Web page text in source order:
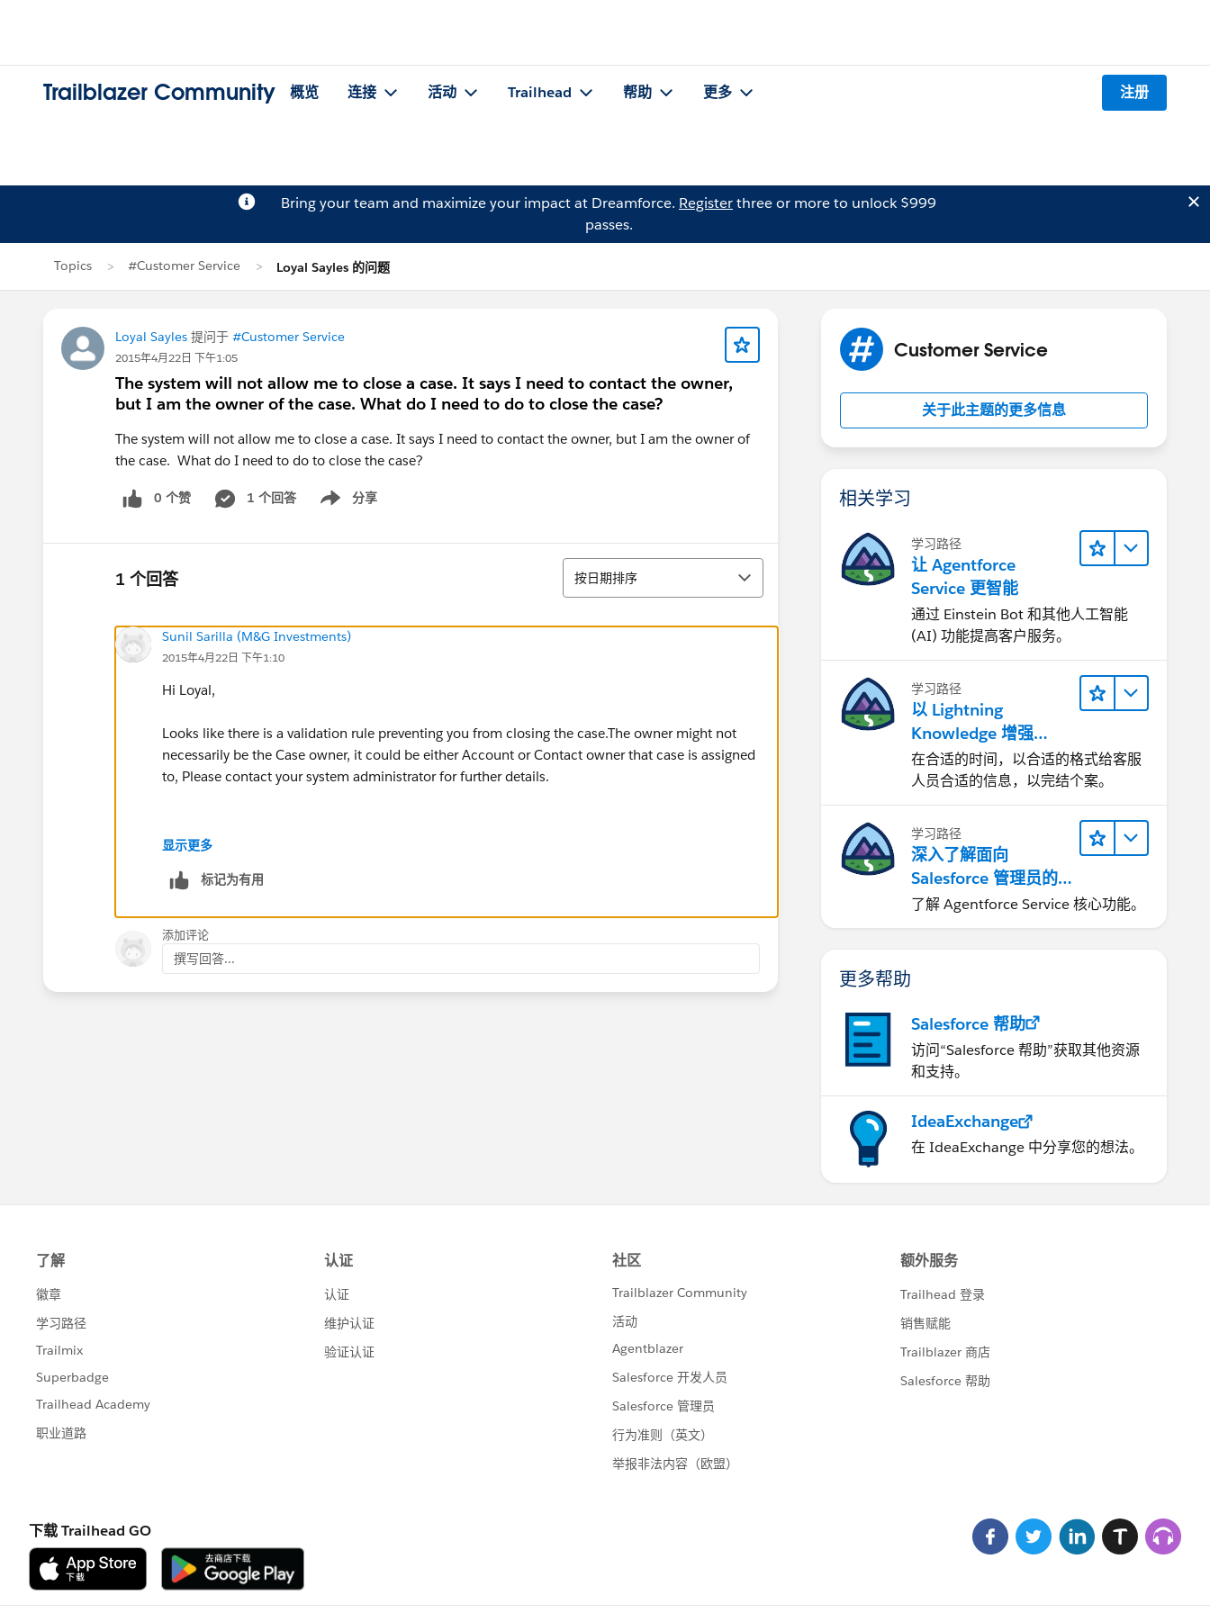
Trailblazer Community 概览 连接 活动 Trailhead 帮助 更多 注册
Bring your team and maximize your impact at Dreamforce. Registerthree or more to unlock $999
passes.
Topics #Customer Service Loyal Sayles 的问题
Loyal Sayles 提问于 #Customer Service
2015年4月22日 下午1:05
The system will not allow me to close a case. It says I need to contact the owner,
but I am the owner of the case. What do I need to do to close the case?
The system will not allow me to close a case. It says I need to contact the owner, but I am the owner of
the case. What do I need to do to close the case?
0 个赞 1 个回答 分享
Show menu
1 个回答 排序
按日期排序
Sunil Sarilla (M&G Investments)
2015年4月22日 下午1:10
Hi Loyal,
Looks like there is a validation rule preventing you from closing the case.The owner might not
necessarily be the Case owner, it could be either Account or Contact owner that case is assigned
to, Please contact your system administrator for further details.
显示更多
标记为有用
添加评论
撰写回答...
Customer Service
关于此主题的更多信息
相关学习
学习路径
让 Agentforce
Service 更智能
通过 Einstein Bot 和其他人工智能
(AI) 功能提高客户服务。
学习路径
以 Lightning
Knowledge 增强
Agentforce Service
在合适的时间，以合适的格式给客服
人员合适的信息，以完结个案。
学习路径
深入了解面向
Salesforce 管理员的
Agentforce Service
了解 Agentforce Service 核心功能。
更多帮助
Salesforce 帮助
访问“Salesforce 帮助”获取其他资源
和支持。
IdeaExchange
在 IdeaExchange 中分享您的想法。